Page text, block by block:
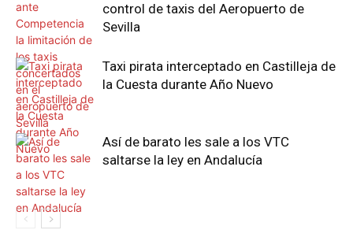
control de taxis del Aeropuerto de
Sevilla
Taxi pirata interceptado en Castilleja de
la Cuesta durante Año Nuevo
Así de barato les sale a los VTC
saltarse la ley en Andalucía